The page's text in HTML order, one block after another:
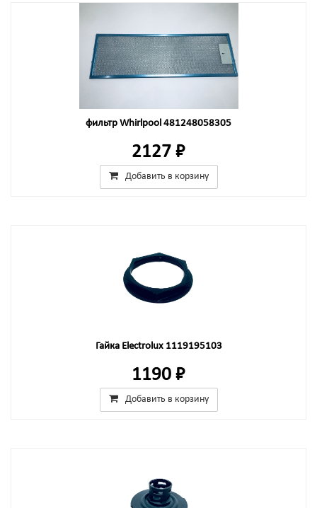
фильтр Whirlpool 481248058305
2127 ₽
Добавить в корзину
Гайка Electrolux 1119195103
1190 ₽
Добавить в корзину